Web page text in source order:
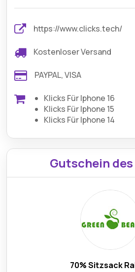
https://www.clicks.tech/
Kostenloser Versand
PAYPAL, VISA
Klicks Für Iphone 16
Klicks Für Iphone 15
Klicks Für Iphone 14
Gutschein des
70% Sitzsack